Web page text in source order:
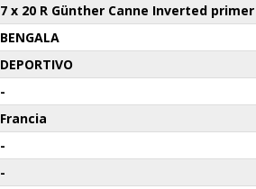
7 x 20 R Günther Canne Inverted
BENGALA
DEPORTIVO
-
Francia
-
-